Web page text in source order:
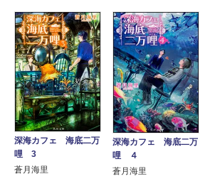
深海カフェ 海底二万
哩 3
蒼月海里
深海カフェ 海底二万
哩 ４
蒼月海里